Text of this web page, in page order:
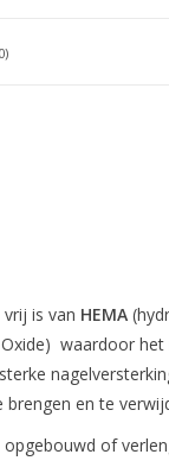
is van HEMA
waardoor het
en te
of